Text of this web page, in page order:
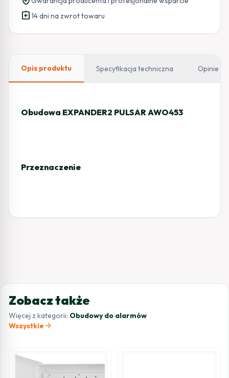
assignment_return14 dni na zwrot towaru
Opis produktu Specyfikacja techniczna Opinie
Obudowa EXPANDER2 PULSAR AWO453
Przeznaczenie
Zobacz także
Więcej z kategorii: Obudowy do alarmów
Wszystkie arrow_forward